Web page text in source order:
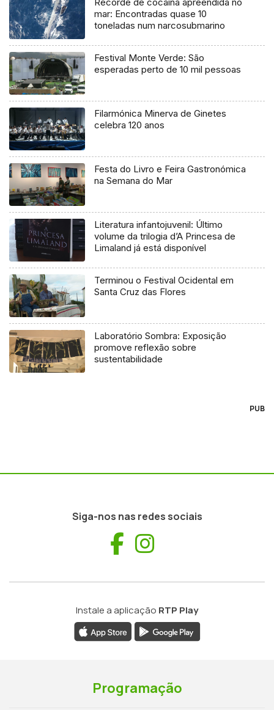
Recorde de cocaína apreendida no
mar: Encontradas quase 10
toneladas num narcosubmarino
Festival Monte Verde: São
esperadas perto de 10 mil pessoas
Filarmónica Minerva de Ginetes
celebra 120 anos
Festa do Livro e Feira Gastronómica
na Semana do Mar
Literatura infantojuvenil: Último
volume da trilogia d’A Princesa de
Limaland já está disponível
Terminou o Festival Ocidental em
Santa Cruz das Flores
Laboratório Sombra: Exposição
promove reflexão sobre
sustentabilidade
PUB
Siga-nos nas redes sociais
Facebook
Instale a aplicação RTP Play
Programação